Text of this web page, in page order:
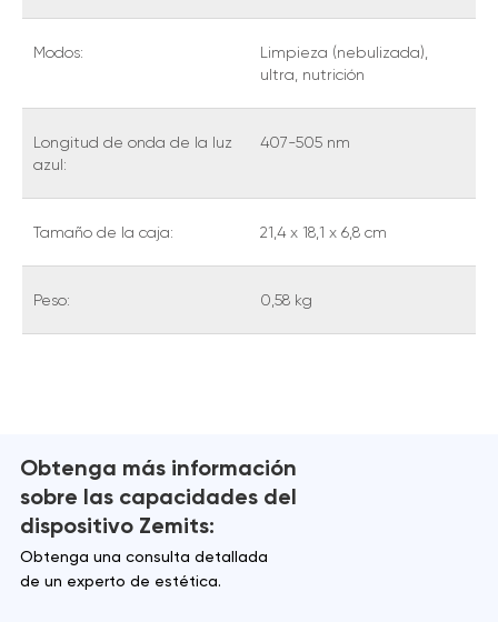
Modos:
Limpieza (nebulizada),
ultra, nutrición
Longitud de onda de la luz
azul:
407-505 nm
Tamaño de la caja: 21,4 x 18,1 x 6,8 cm
Peso: 0,58 kg
Obtenga más información
sobre las capacidades del
dispositivo Zemits:
Obtenga una consulta detallada
de un experto de estética.